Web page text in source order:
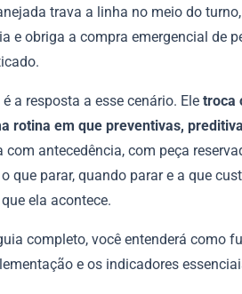
trava a linha no meio do
e obriga a compra emergencial de
é a resposta a esse cenário. Ele troca
rotina em que preventivas,
com antecedência, com peça
que parar, quando parar e a que
ela acontece.
completo, você entenderá como
e os indicadores